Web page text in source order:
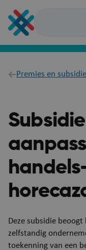
en
naar
inhoud
Premies en
Subsidie
​​​Deze subsidie
zelfstandig
toekenning van een